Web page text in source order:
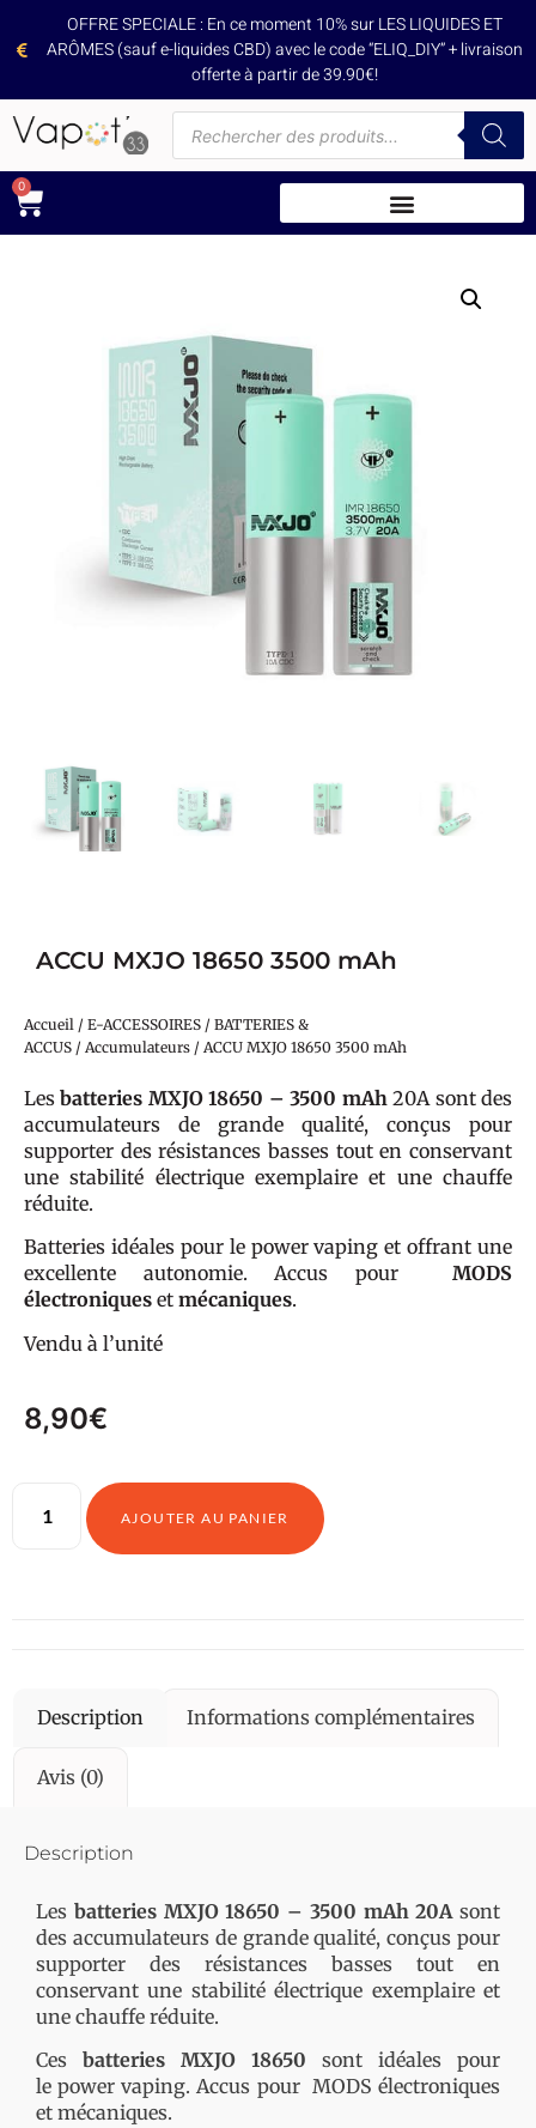
OFFRE SPECIALE : En ce moment 10% sur LES LIQUIDES ET
ARÔMES (sauf e-liquides CBD) avec le code “ELIQ_DIY” + livraison
offerte à partir de 39.90€!
0
ACCU MXJO 18650 3500 mAh
Accueil / E-ACCESSOIRES / BATTERIES &
ACCUS / Accumulateurs / ACCU MXJO 18650 3500 mAh
Lesbatteries MXJO 18650 – 3500 mAh20A sont des
accumulateurs de grande qualité, conçus pour
supporter des résistances basses tout en conservant
une stabilité électrique exemplaire et une chauffe
réduite.
Batteries idéales pour le power vaping et offrant une
excellente autonomie. Accus pour MODS
électroniques et mécaniques.
Vendu à l’unité
8,90€
AJOUTER AU PANIER
Description Informations complémentaires
Avis (0)
Description
Les batteries MXJO 18650 – 3500 mAh 20A sont
des accumulateurs de grande qualité, conçus pour
supporter des résistances basses tout en
conservant une stabilité électrique exemplaire et
une chauffe réduite.
Ces batteries MXJO 18650 sont idéales pour
le power vaping. Accus pour MODS électroniques
et mécaniques.